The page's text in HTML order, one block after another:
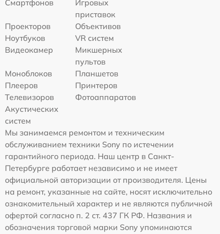
Смартфонов
Игровых
приставок
Проекторов
Объективов
Ноутбуков
VR систем
Видеокамер
Микшерных
пультов
Моноблоков
Планшетов
Плееров
Принтеров
Телевизоров
Фотоаппаратов
Акустических
систем
Мы занимаемся ремонтом и техническим
обслуживанием техники Sony по истечении
гарантийного периода. Наш центр в Санкт-
Петербурге работает независимо и не имеет
официальной авторизации от производителя. Цены
на ремонт, указанные на сайте, носят исключительно
ознакомительный характер и не являются публичной
офертой согласно п. 2 ст. 437 ГК РФ. Названия и
обозначения торговой марки Sony упоминаются